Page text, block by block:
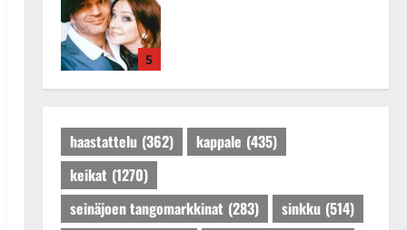
5
Tanssiin.fi
Julkaistu: 27.4.2025 |
haastattelu (362) kappale (435)
keikat (1270)
seinäjoen tangomarkkinat (283) sinkku (514)